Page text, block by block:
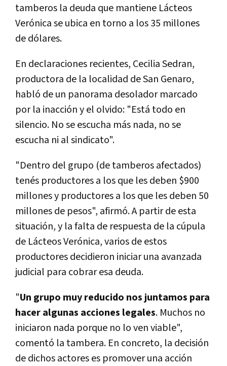
tamberos la deuda que mantiene Lácteos
Verónica se ubica en torno a los 35 millones
de dólares.
En declaraciones recientes, Cecilia Sedran,
productora de la localidad de San Genaro,
habló de un panorama desolador marcado
por la inacción y el olvido: "Está todo en
silencio. No se escucha más nada, no se
escucha ni al sindicato".
"Dentro del grupo (de tamberos afectados)
tenés productores a los que les deben $900
millones y productores a los que les deben 50
millones de pesos", afirmó. A partir de esta
situación, y la falta de respuesta de la cúpula
de Lácteos Verónica, varios de estos
productores decidieron iniciar una avanzada
judicial para cobrar esa deuda.
"Un grupo muy reducido nos juntamos para
hacer algunas acciones legales. Muchos no
iniciaron nada porque no lo ven viable",
comentó la tambera. En concreto, la decisión
de dichos actores es promover una acción